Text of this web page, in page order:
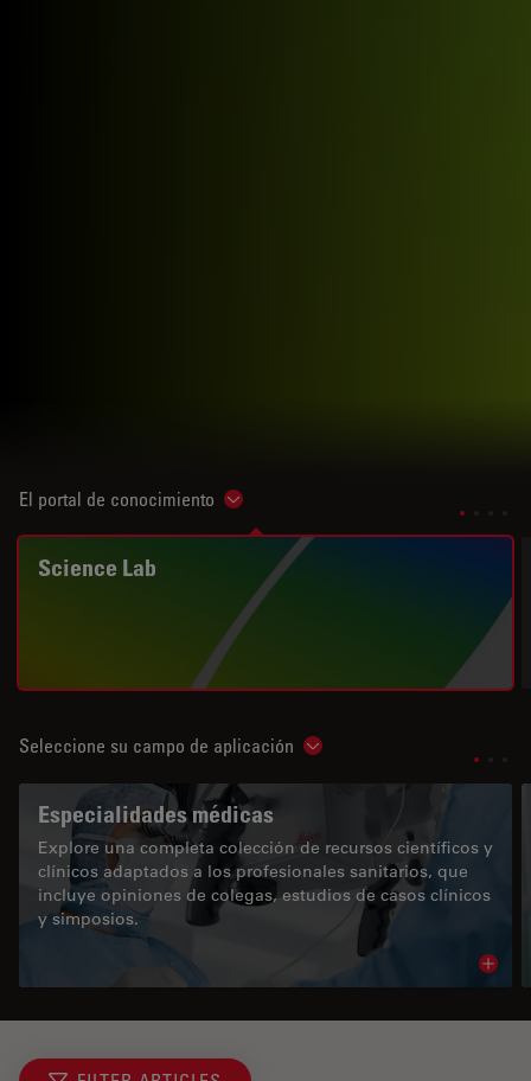
El portal de conocimiento Show subnavigation
Science Lab
Seleccione su campo de aplicación Show subnavigation
Especialidades médicas
Explore una completa colección de recursos científicos y
clínicos adaptados a los profesionales sanitarios, que
incluye opiniones de colegas, estudios de casos clínicos
y simposios.